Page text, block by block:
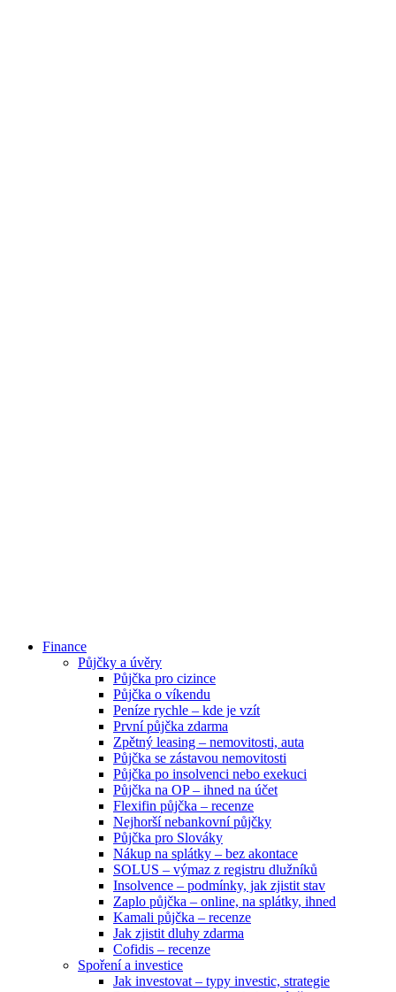
Finance
Půjčky a úvěry
Půjčka pro cizince
Půjčka o víkendu
Peníze rychle – kde je vzít
První půjčka zdarma
Zpětný leasing – nemovitosti, auta
Půjčka se zástavou nemovitosti
Půjčka po insolvenci nebo exekuci
Půjčka na OP – ihned na účet
Flexifin půjčka – recenze
Nejhorší nebankovní půjčky
Půjčka pro Slováky
Nákup na splátky – bez akontace
SOLUS – výmaz z registru dlužníků
Insolvence – podmínky, jak zjistit stav
Zaplo půjčka – online, na splátky, ihned
Kamali půjčka – recenze
Jak zjistit dluhy zdarma
Cofidis – recenze
Spoření a investice
Jak investovat – typy investic, strategie